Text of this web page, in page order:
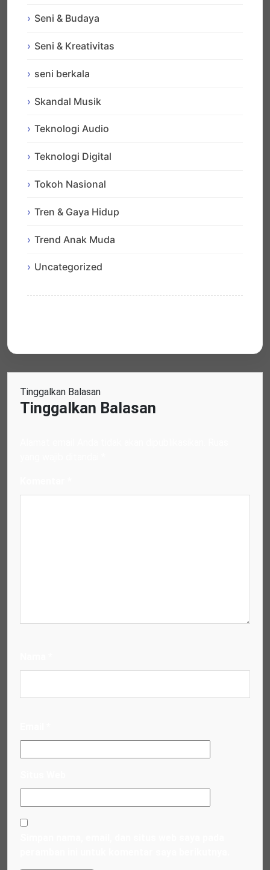
Seni & Budaya
Seni & Kreativitas
seni berkala
Skandal Musik
Teknologi Audio
Teknologi Digital
Tokoh Nasional
Tren & Gaya Hidup
Trend Anak Muda
Uncategorized
Tinggalkan Balasan
Tinggalkan Balasan